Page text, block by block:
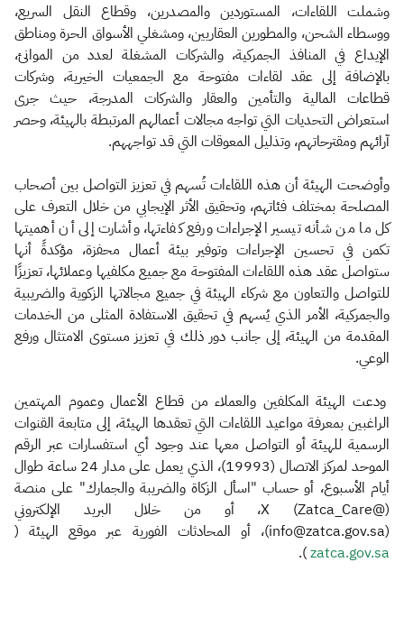
وشملت اللقاءات، المستوردين والمصدرين، وقطاع النقل السريع،
ووسطاء الشحن، والمطورين العقاريين، ومشغلي الأسواق الحرة ومناطق
الإيداع في المنافذ الجمركية، والشركات المشغلة لعدد من الموانئ،
بالإضافة إلى عقد لقاءات مفتوحة مع الجمعيات الخيرية، وشركات
قطاعات المالية والتأمين والعقار والشركات المدرجة، حيث جرى
استعراض التحديات التي تواجه مجالات أعمالهم المرتبطة بالهيئة، وحصر
آرائهم ومقترحاتهم، وتذليل المعوقات التي قد تواجههم.
وأوضحت الهيئة أن هذه اللقاءات تُسهم في تعزيز التواصل بين أصحاب
المصلحة بمختلف فئاتهم، وتحقيق الأثر الإيجابي من خلال التعرف على
كل ما من شأنه تيسير الإجراءات ورفع كفاءتها، وأشارت إلى أن أهميتها
تكمن في تحسين الإجراءات وتوفير بيئة أعمال محفزة، مؤكدةً أنها
ستواصل عقد هذه اللقاءات المفتوحة مع جميع مكلفيها وعملائها، تعزيزًا
للتواصل والتعاون مع شركاء الهيئة في جميع مجالاتها الزكوية والضريبية
والجمركية، الأمر الذي يُسهم في تحقيق الاستفادة المثلى من الخدمات
المقدمة من الهيئة، إلى جانب دور ذلك في تعزيز مستوى الامتثال ورفع
الوعي.
ودعت الهيئة المكلفين والعملاء من قطاع الأعمال وعموم المهتمين
الراغبين بمعرفة مواعيد اللقاءات التي تعقدها الهيئة، إلى متابعة القنوات
الرسمية للهيئة أو التواصل معها عند وجود أي استفسارات عبر الرقم
الموحد لمركز الاتصال (19993)، الذي يعمل على مدار 24 ساعة طوال
أيام الأسبوع، أو حساب "اسأل الزكاة والضريبة والجمارك" على منصة
(@Zatca_Care) X، أو من خلال البريد الإلكتروني
(info@zatca.gov.sa)، أو المحادثات الفورية عبر موقع الهيئة (
zatca.gov.sa​
).​